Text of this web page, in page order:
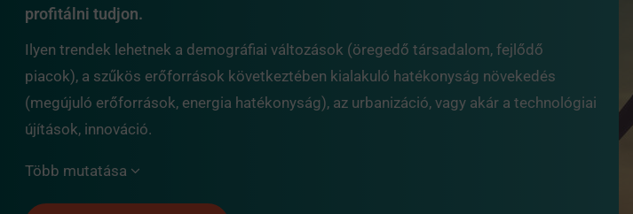
profitálni tudjon.
Ilyen trendek lehetnek a demográfiai változások (öregedő társadalom, fejlődő
piacok), a szűkös erőforrások következtében kialakuló hatékonyság növekedés
(megújuló erőforrások, energia hatékonyság), az urbanizáció, vagy akár a technológiai
újítások, innováció.
Több mutatása